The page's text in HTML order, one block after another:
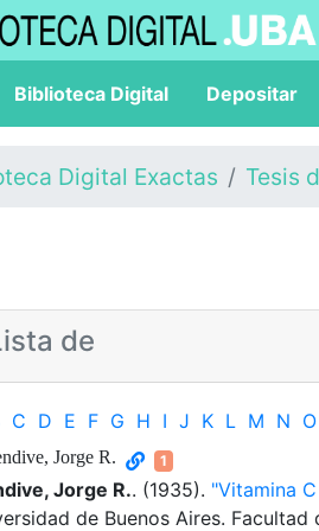
Biblioteca Digital Depositar
Digital Exactas Tesis
de
C D E F G H I J K L M N O
Jorge R. 1
Jorge R.. (1935). "Vitamina
de Buenos Aires.